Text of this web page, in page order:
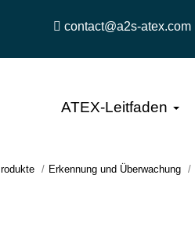
contact@a2s-atex.com
ATEX-Leitfaden
Erkennung und Überwachung